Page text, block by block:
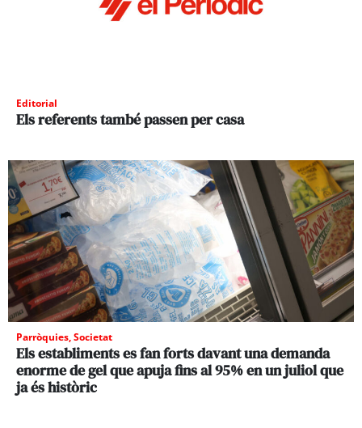
Editorial
Els referents també passen per casa
Parròquies,Societat
Els establiments es fan forts davant una demanda
enorme de gel que apuja fins al 95% en un juliol que
ja és històric